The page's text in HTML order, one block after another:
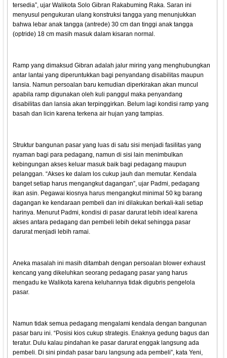
tersedia”, ujar Walikota Solo Gibran Rakabuming Raka. Saran ini
menyusul pengukuran ulang konstruksi tangga yang menunjukkan
bahwa lebar anak tangga (antrede) 30 cm dan tinggi anak tangga
(optride) 18 cm masih masuk dalam kisaran normal.
Ramp yang dimaksud Gibran adalah jalur miring yang menghubungkan
antar lantai yang diperuntukkan bagi penyandang disabilitas maupun
lansia. Namun persoalan baru kemudian diperkirakan akan muncul
apabila ramp digunakan oleh kuli panggul maka penyandang
disabilitas dan lansia akan terpinggirkan. Belum lagi kondisi ramp yang
basah dan licin karena terkena air hujan yang tampias.
Struktur bangunan pasar yang luas di satu sisi menjadi fasilitas yang
nyaman bagi para pedagang, namun di sisi lain menimbulkan
kebingungan akses keluar masuk baik bagi pedagang maupun
pelanggan. “Akses ke dalam los cukup jauh dan memutar. Kendala
banget setiap harus mengangkut dagangan”, ujar Padmi, pedagang
ikan asin. Pegawai kiosnya harus mengangkut minimal 50 kg barang
dagangan ke kendaraan pembeli dan ini dilakukan berkali-kali setiap
harinya. Menurut Padmi, kondisi di pasar darurat lebih ideal karena
akses antara pedagang dan pembeli lebih dekat sehingga pasar
darurat menjadi lebih ramai.
Aneka masalah ini masih ditambah dengan persoalan blower exhaust
kencang yang dikeluhkan seorang pedagang pasar yang harus
mengadu ke Walikota karena keluhannya tidak digubris pengelola
pasar.
Namun tidak semua pedagang mengalami kendala dengan bangunan
pasar baru ini. “Posisi kios cukup strategis. Enaknya gedung bagus dan
teratur. Dulu kalau pindahan ke pasar darurat enggak langsung ada
pembeli. Di sini pindah pasar baru langsung ada pembeli”, kata Yeni,